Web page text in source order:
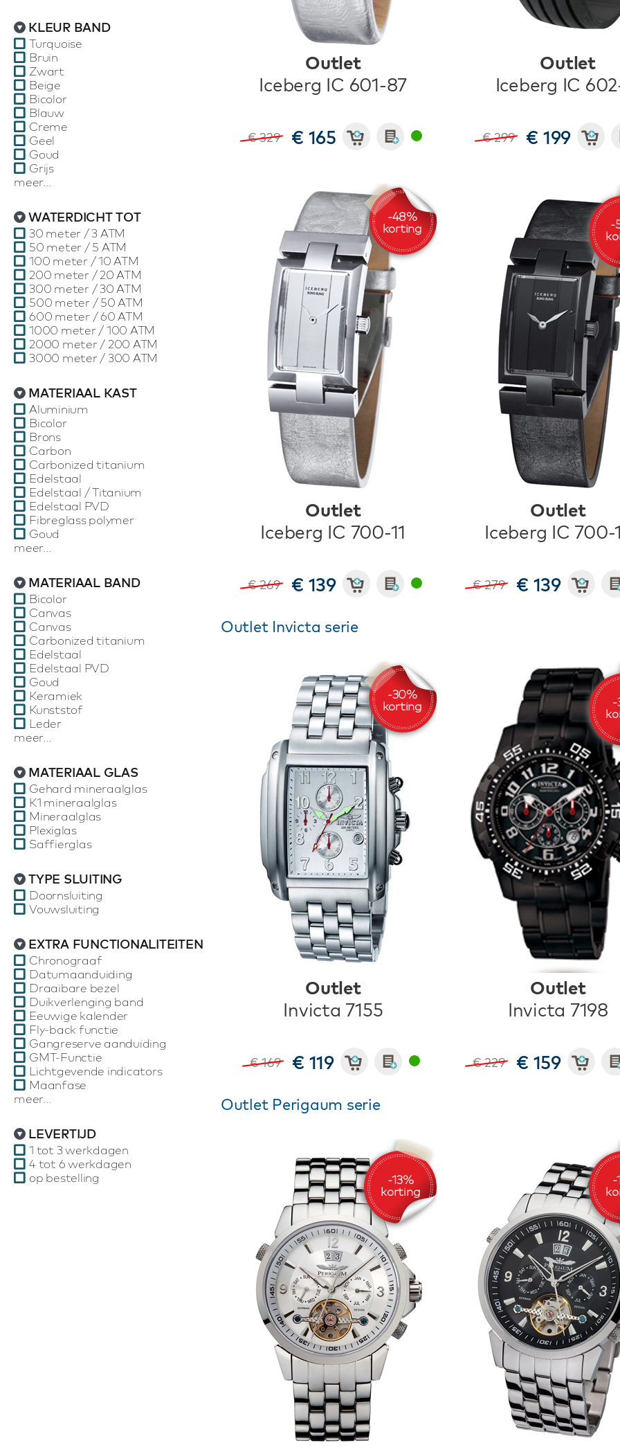
KLEUR BAND
Turquoise
Bruin
Zwart
Beige
Bicolor
Blauw
Creme
Geel
Goud
Grijs
meer...
WATERDICHT TOT
30 meter / 3 ATM
50 meter / 5 ATM
100 meter / 10 ATM
200 meter / 20 ATM
300 meter / 30 ATM
500 meter / 50 ATM
600 meter / 60 ATM
1000 meter / 100 ATM
2000 meter / 200 ATM
3000 meter / 300 ATM
MATERIAAL KAST
Aluminium
Bicolor
Brons
Carbon
Carbonized titanium
Edelstaal
Edelstaal / Titanium
Edelstaal PVD
Fibreglass polymer
Goud
meer...
MATERIAAL BAND
Bicolor
Canvas
Canvas
Carbonized titanium
Edelstaal
Edelstaal PVD
Goud
Keramiek
Kunststof
Leder
meer...
MATERIAAL GLAS
Gehard mineraalglas
K1 mineraalglas
Mineraalglas
Plexiglas
Saffierglas
TYPE SLUITING
Doornsluiting
Vouwsluiting
EXTRA FUNCTIONALITEITEN
Chronograaf
Datumaanduiding
Draaibare bezel
Duikverlenging band
Eeuwige kalender
Fly-back functie
Gangreserve aanduiding
GMT-Functie
Lichtgevende indicators
Maanfase
meer...
LEVERTIJD
1 tot 3 werkdagen
4 tot 6 werkdagen
op bestelling
Outlet
Iceberg IC 601-87
€ 329 € 165
Outlet
Iceberg IC
€ 299 € 199
Outlet
Iceberg IC 700-11
€ 269 € 139
Outlet
Iceberg IC 700-
€ 279 € 139
Outlet Invicta serie
Outlet
Invicta 7155
€ 169 € 119
Outlet
Invicta 7198
€ 229 € 159
Outlet Perigaum serie